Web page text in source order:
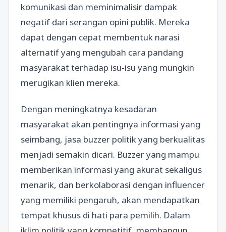
komunikasi dan meminimalisir dampak
negatif dari serangan opini publik. Mereka
dapat dengan cepat membentuk narasi
alternatif yang mengubah cara pandang
masyarakat terhadap isu-isu yang mungkin
merugikan klien mereka.
Dengan meningkatnya kesadaran
masyarakat akan pentingnya informasi yang
seimbang, jasa buzzer politik yang berkualitas
menjadi semakin dicari. Buzzer yang mampu
memberikan informasi yang akurat sekaligus
menarik, dan berkolaborasi dengan influencer
yang memiliki pengaruh, akan mendapatkan
tempat khusus di hati para pemilih. Dalam